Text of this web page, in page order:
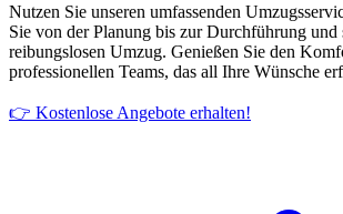
Nutzen Sie unseren umfassenden
Sie von der Planung bis zur Durchführung und
reibungslosen Umzug. Genießen Sie den
professionellen Teams, das all Ihre Wünsche
👉 Kostenlose Angebote erhalten!